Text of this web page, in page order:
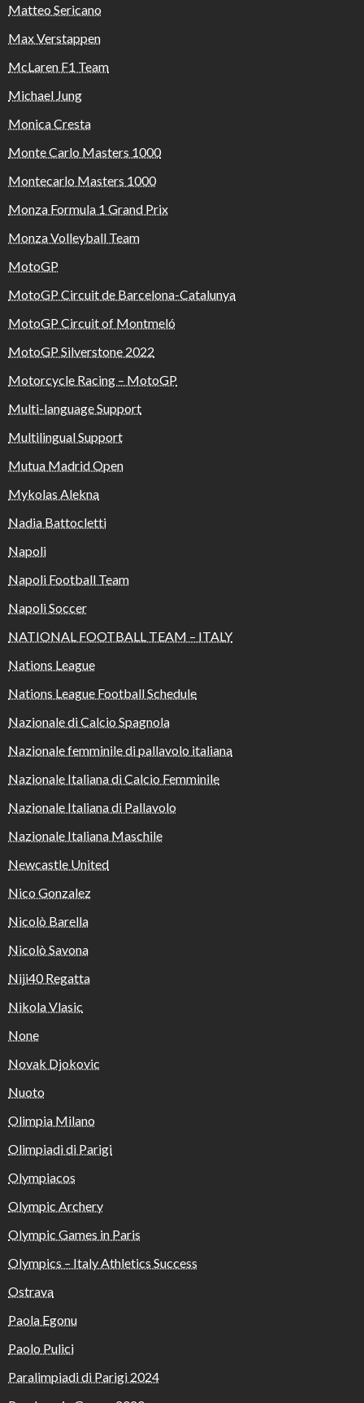
Matteo Sericano
Max Verstappen
McLaren F1 Team
Michael Jung
Monica Cresta
Monte Carlo Masters 1000
Montecarlo Masters 1000
Monza Formula 1 Grand Prix
Monza Volleyball Team
MotoGP
MotoGP Circuit de Barcelona-Catalunya
MotoGP Circuit of Montmeló
MotoGP Silverstone 2022
Motorcycle Racing – MotoGP
Multi-language Support
Multilingual Support
Mutua Madrid Open
Mykolas Alekna
Nadia Battocletti
Napoli
Napoli Football Team
Napoli Soccer
NATIONAL FOOTBALL TEAM – ITALY
Nations League
Nations League Football Schedule
Nazionale di Calcio Spagnola
Nazionale femminile di pallavolo italiana
Nazionale Italiana di Calcio Femminile
Nazionale Italiana di Pallavolo
Nazionale Italiana Maschile
Newcastle United
Nico Gonzalez
Nicolò Barella
Nicolò Savona
Niji40 Regatta
Nikola Vlasic
None
Novak Djokovic
Nuoto
Olimpia Milano
Olimpiadi di Parigi
Olympiacos
Olympic Archery
Olympic Games in Paris
Olympics – Italy Athletics Success
Ostrava
Paola Egonu
Paolo Pulici
Paralimpiadi di Parigi 2024